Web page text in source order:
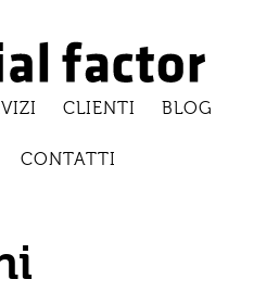
CLIENTI BLOG
CONTATTI